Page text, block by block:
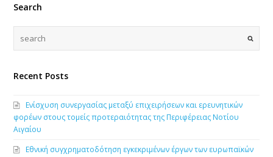
Search
Recent Posts
Ενίσχυση συνεργασίας μεταξύ επιχειρήσεων και ερευνητικών
φορέων στους τομείς προτεραιότητας της Περιφέρειας Νοτίου
Αιγαίου
Εθνική συγχρηματοδότηση εγκεκριμένων έργων των ευρωπαϊκών